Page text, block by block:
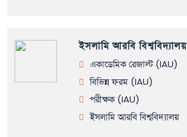
ইসলামি আরবি বিশ্ববিদ্যালয়
একাডেমিক রেজাল্ট (IAU)
বিভিন্ন ফরম (IAU)
পরীক্ষক (IAU)
ইসলামি আরবি বিশ্ববিদ্যালয়